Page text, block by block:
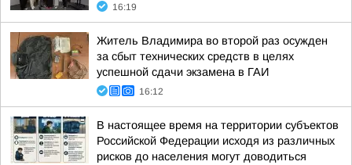
16:19
Житель Владимира во второй раз осужден
за сбыт технических средств в целях
успешной сдачи экзамена в ГАИ
16:12
В настоящее время на территории субъектов
Российской Федерации исходя из различных
рисков до населения могут доводиться